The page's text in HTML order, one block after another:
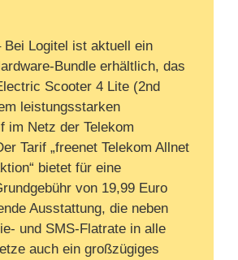
Bei Logitel ist aktuell ein
Bundle erhältlich, das
Scooter 4 Lite (2nd
leistungsstarken
im Netz der Telekom
Tarif „freenet Telekom Allnet
bietet für eine
von 19,99 Euro
Ausstattung, die neben
und SMS-Flatrate in alle
auch ein großzügiges